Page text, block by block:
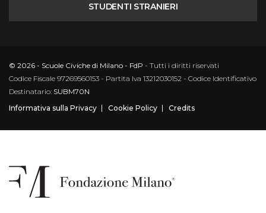
STUDENTI STRANIERI
© 2026 - Scuole Civiche di Milano - FdP - Tutti i diritti riservati
Codice Fiscale 97269560153 - Partita Iva 13212030152 - Codice Identificativo
Destinatario: SUBM70N
Informativa sulla Privacy
Cookie Policy Credits